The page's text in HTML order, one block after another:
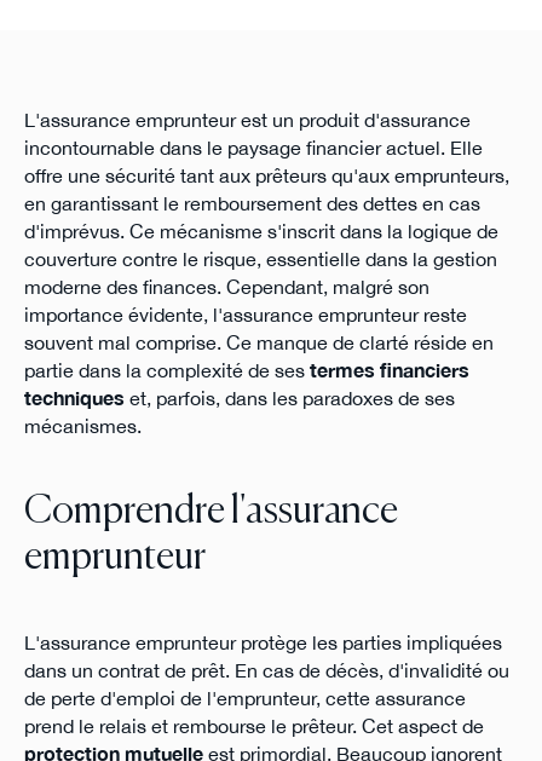
L'assurance emprunteur est un produit d'assurance
incontournable dans le paysage financier actuel. Elle
offre une sécurité tant aux prêteurs qu'aux emprunteurs,
en garantissant le remboursement des dettes en cas
d'imprévus. Ce mécanisme s'inscrit dans la logique de
couverture contre le risque, essentielle dans la gestion
moderne des finances. Cependant, malgré son
importance évidente, l'assurance emprunteur reste
souvent mal comprise. Ce manque de clarté réside en
partie dans la complexité de ses termes financiers
techniques et, parfois, dans les paradoxes de ses
mécanismes.
Comprendre l'assurance
emprunteur
L'assurance emprunteur protège les parties impliquées
dans un contrat de prêt. En cas de décès, d'invalidité ou
de perte d'emploi de l'emprunteur, cette assurance
prend le relais et rembourse le prêteur. Cet aspect de
protection mutuelleest primordial. Beaucoup ignorent